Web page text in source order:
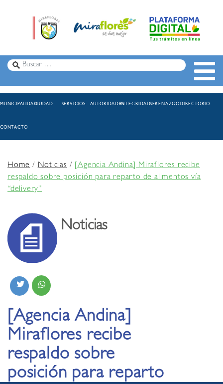
MUNICIPALIDADCIUDAD SERVICIOS AUTORIDADESINTEGRIDADSERENAZGODIRECTORIO
CONTACTO
Home/Noticias /
[Agencia Andina] Miraflores recibe
respaldo sobre posición para reparto de alimentos vía
“delivery”
Noticias
[Agencia Andina]
Miraflores recibe
respaldo sobre
posición para reparto